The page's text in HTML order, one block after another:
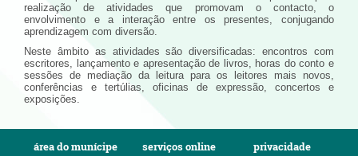
realização de atividades que promovam o contacto, o
envolvimento e a interação entre os presentes, conjugando
aprendizagem com diversão.
Neste âmbito as atividades são diversificadas: encontros com
escritores, lançamento e apresentação de livros, horas do conto e
sessões de mediação da leitura para os leitores mais novos,
conferências e tertúlias, oficinas de expressão, concertos e
exposições.
área do munícipe serviços online privacidade